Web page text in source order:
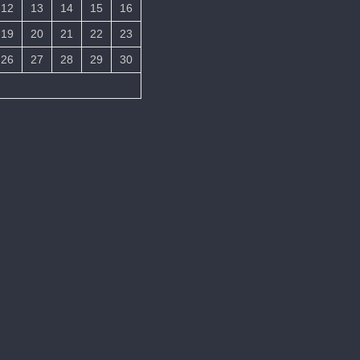
12
13 14 15
16
19
20 21 22
23
26
27 28 29 30